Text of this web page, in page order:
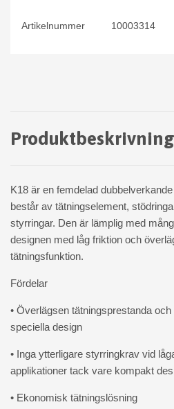
Artikelnummer 10003314
Produktbeskrivning
K18 är en femdelad
består av tätningselement,
styrringar. Den är lämplig med
designen med låg friktion och
tätningsfunktion.
Fördelar
• Överlägsen tätningsprestanda
speciella design
• Inga ytterligare styrringkrav vid
applikationer tack vare kompakt
• Ekonomisk tätningslösning